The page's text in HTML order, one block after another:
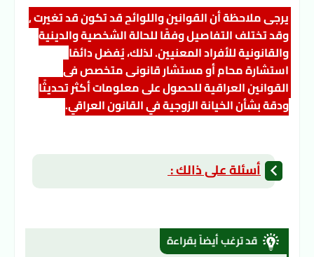
وقد تختلف التفاصيل وفقًا للحالة الشخصية والدينية
والقانونية للأفراد المعنيين. لذلك، يُفضل دائمًا
ودقة بشأن الخيانة الزوجية في القانون العراقي.
أسئلة على ذالك :
قد ترغب أيضاً بقراءة